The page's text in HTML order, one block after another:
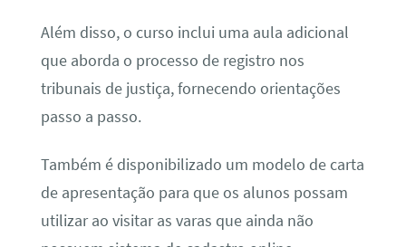
Além disso, o curso inclui uma aula adicional
que aborda o processo de registro nos
tribunais de justiça, fornecendo orientações
passo a passo.
Também é disponibilizado um modelo de carta
de apresentação para que os alunos possam
utilizar ao visitar as varas que ainda não